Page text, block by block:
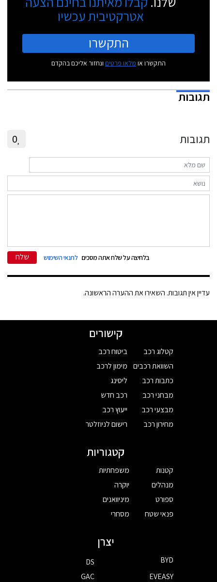
אטרקטיבית עכשיו
התקשרו
התקשרו או מלאו פרטים ונחזור אליכם בהקדם
תגובות
תגובות 0
בלחיצה על שלח אתה מסכים לתנאי השימוש שלח
עדיין אין תגובות. השאירו את ההערה הראשונה.
קישורים
קטלוג רכב
השוואת רכבים
כתבות רכב
מבחני רכב
מבצעי רכב
מחירון רכב
ביטוח רכב
מימון לרכב
ליסינג
רכב חדש
ייעוץ רכב
רישום לניוזלטר
קטגוריות
קטנות
מנהלים
ספורט
פנאי שטח
משפחתיות
יוקרה
מיניוואנים
מסחרי
יצרן
BYD
DS
EVEASY
GAC